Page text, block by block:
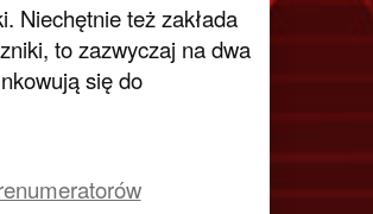
Niechętnie też zakłada
to zazwyczaj na dwa
się do